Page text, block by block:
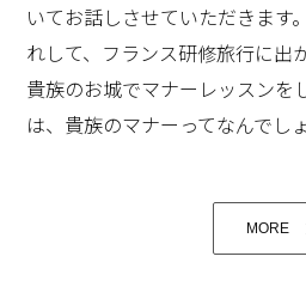
た、CENTROにしたらどうかと
いてお話しさせていただきます
れして、フランス研修旅行に出
貴族のお城でマナーレッスンを
は、貴族のマナーってなんでし
ナプキンで口を拭く？いえいえ
MORE